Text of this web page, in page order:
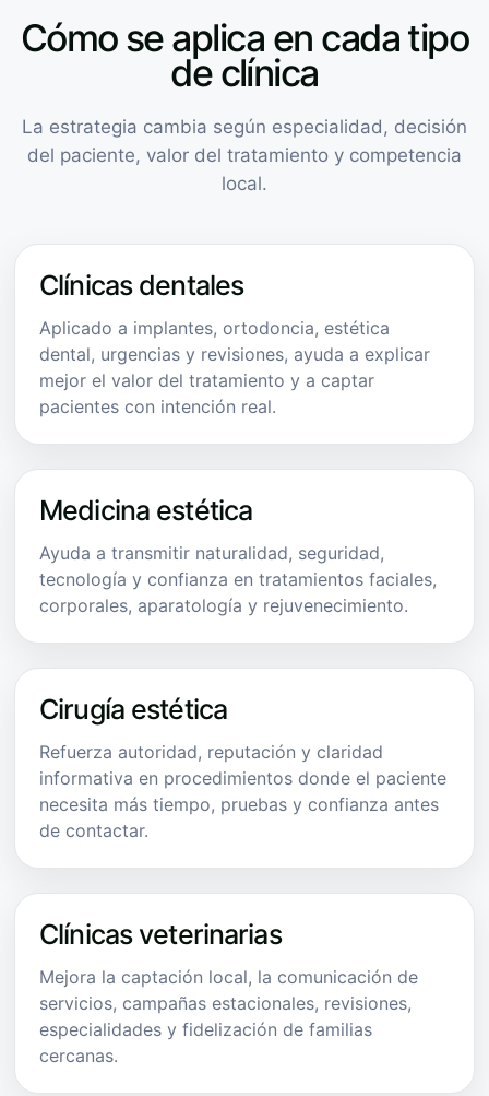
Cómo se aplica en cada tipo
de clínica
La estrategia cambia según especialidad, decisión
del paciente, valor del tratamiento y competencia
local.
Clínicas dentales
Aplicado a implantes, ortodoncia, estética
dental, urgencias y revisiones, ayuda a explicar
mejor el valor del tratamiento y a captar
pacientes con intención real.
Medicina estética
Ayuda a transmitir naturalidad, seguridad,
tecnología y confianza en tratamientos faciales,
corporales, aparatología y rejuvenecimiento.
Cirugía estética
Refuerza autoridad, reputación y claridad
informativa en procedimientos donde el paciente
necesita más tiempo, pruebas y confianza antes
de contactar.
Clínicas veterinarias
Mejora la captación local, la comunicación de
servicios, campañas estacionales, revisiones,
especialidades y fidelización de familias
cercanas.